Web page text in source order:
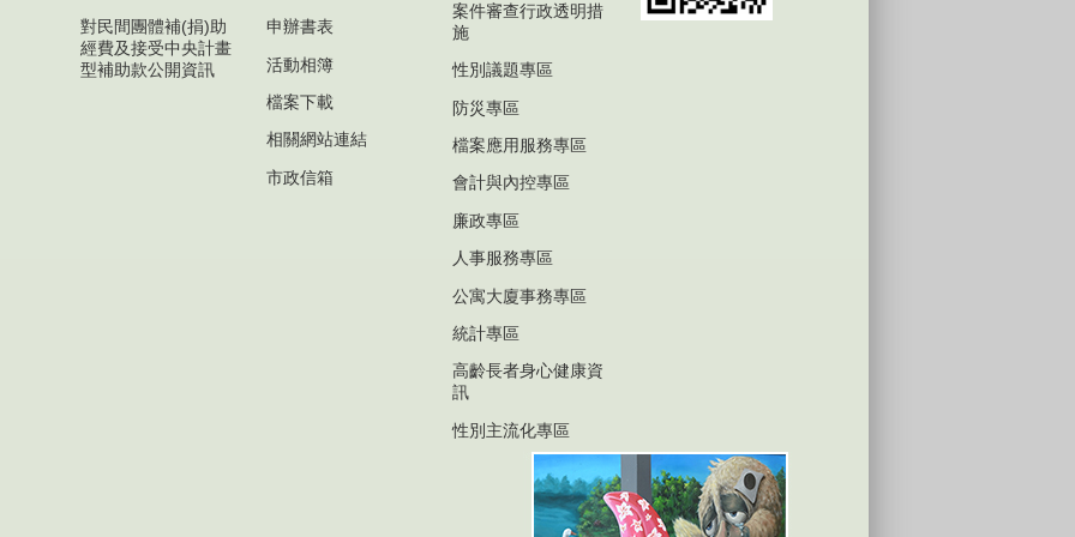
對民間團體補(捐)助
經費及接受中央計畫
型補助款公開資訊
申辦書表
活動相簿
檔案下載
相關網站連結
市政信箱
案件審查行政透明措
施
性別議題專區
防災專區
檔案應用服務專區
會計與內控專區
廉政專區
人事服務專區
公寓大廈事務專區
統計專區
高齡長者身心健康資
訊
性別主流化專區